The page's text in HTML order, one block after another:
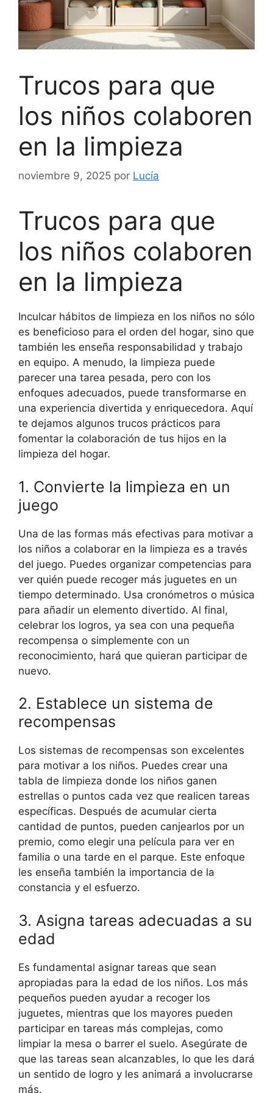
Trucos para que
los niños colaboren
en la limpieza
noviembre 9, 2025 por Lucía
Trucos para que
los niños colaboren
en la limpieza
Inculcar hábitos de limpieza en los niños no sólo
es beneficioso para el orden del hogar, sino que
también les enseña responsabilidad y trabajo
en equipo. A menudo, la limpieza puede
parecer una tarea pesada, pero con los
enfoques adecuados, puede transformarse en
una experiencia divertida y enriquecedora. Aquí
te dejamos algunos trucos prácticos para
fomentar la colaboración de tus hijos en la
limpieza del hogar.
1. Convierte la limpieza en un
juego
Una de las formas más efectivas para motivar a
los niños a colaborar en la limpieza es a través
del juego. Puedes organizar competencias para
ver quién puede recoger más juguetes en un
tiempo determinado. Usa cronómetros o música
para añadir un elemento divertido. Al final,
celebrar los logros, ya sea con una pequeña
recompensa o simplemente con un
reconocimiento, hará que quieran participar de
nuevo.
2. Establece un sistema de
recompensas
Los sistemas de recompensas son excelentes
para motivar a los niños. Puedes crear una
tabla de limpieza donde los niños ganen
estrellas o puntos cada vez que realicen tareas
específicas. Después de acumular cierta
cantidad de puntos, pueden canjearlos por un
premio, como elegir una película para ver en
familia o una tarde en el parque. Este enfoque
les enseña también la importancia de la
constancia y el esfuerzo.
3. Asigna tareas adecuadas a su
edad
Es fundamental asignar tareas que sean
apropiadas para la edad de los niños. Los más
pequeños pueden ayudar a recoger los
juguetes, mientras que los mayores pueden
participar en tareas más complejas, como
limpiar la mesa o barrer el suelo. Asegúrate de
que las tareas sean alcanzables, lo que les dará
un sentido de logro y les animará a involucrarse
más.